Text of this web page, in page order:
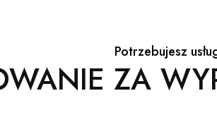
Potrzebujesz
ZA